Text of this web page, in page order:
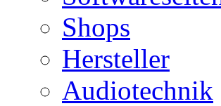
Shops
Hersteller
Audiotechnik